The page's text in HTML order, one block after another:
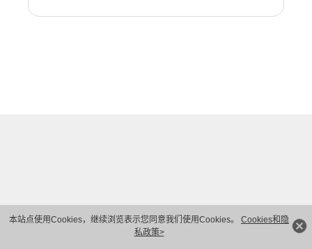
本站点使用Cookies，继续浏览表示您同意我们使用Cookies。 Cookies和隐
私政策>